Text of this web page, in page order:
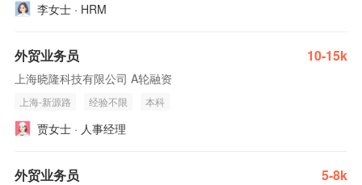
李女士 · HRM
外贸业务员 10-15k
上海晓隆科技有限公司 A轮融资
上海-新源路 经验不限 本科
贾女士 · 人事经理
外贸业务员 5-8k